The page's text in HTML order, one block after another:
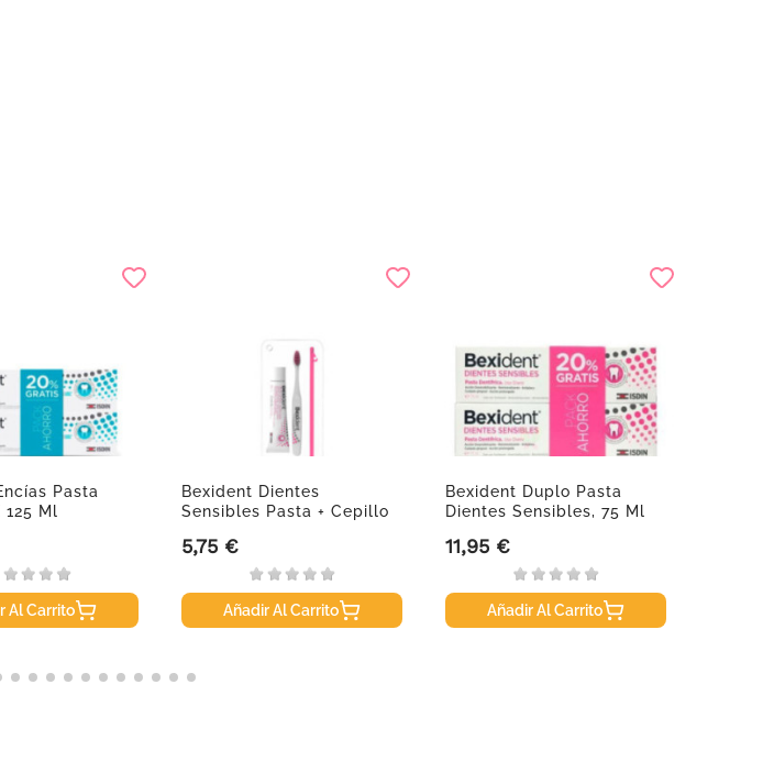
Pasta
125 Ml
Al Carrito
Bexident Dientes
Sensibles Pasta + Cepillo
Precio
5,75 €
Añadir Al Carrito
Bexident Duplo Pasta
Dientes Sensibles, 75 Ml
Precio
11,95 €
Añadir Al Carrito